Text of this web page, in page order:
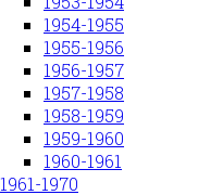
1954-1955
1955-1956
1956-1957
1957-1958
1958-1959
1959-1960
1960-1961
1961-1970